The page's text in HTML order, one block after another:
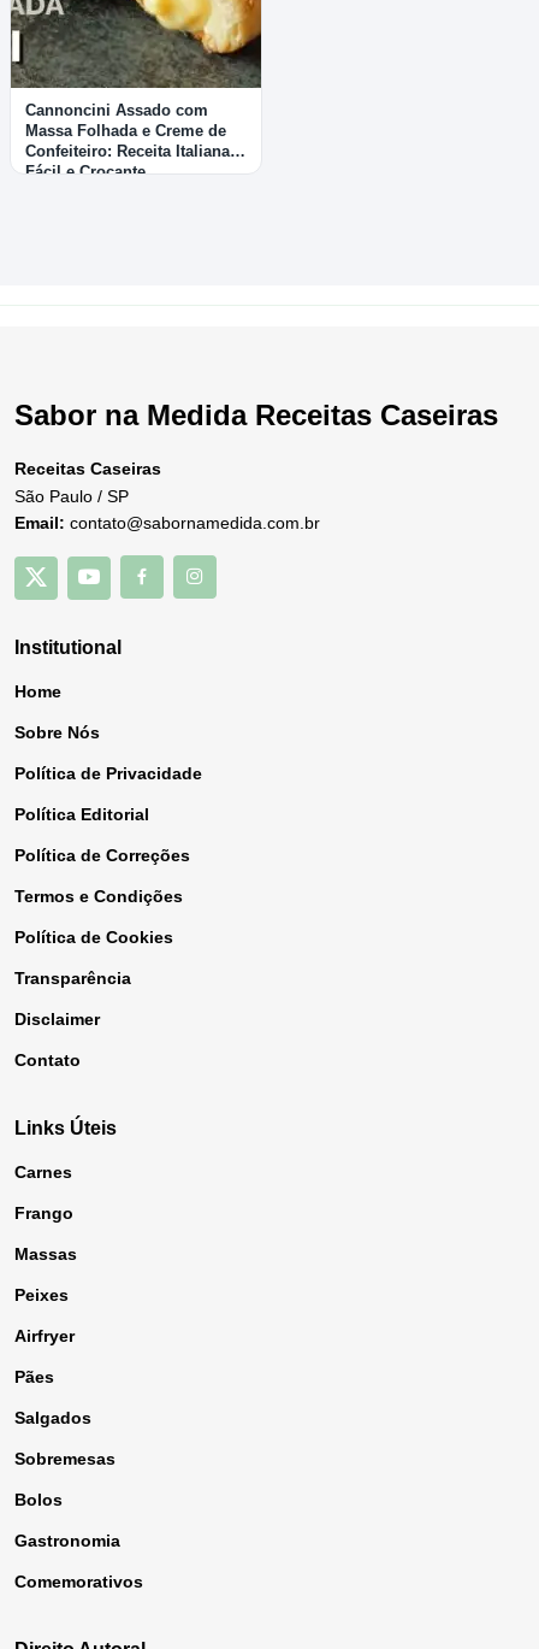
Cannoncini Assado com
Massa Folhada e Creme de
Confeiteiro: Receita Italiana
Fácil e Crocante
Sabor na Medida Receitas Caseiras
Receitas Caseiras
São Paulo / SP
Email: contato@sabornamedida.com.br
Institutional
Home
Sobre Nós
Política de Privacidade
Política Editorial
Política de Correções
Termos e Condições
Política de Cookies
Transparência
Disclaimer
Contato
Links Úteis
Carnes
Frango
Massas
Peixes
Airfryer
Pães
Salgados
Sobremesas
Bolos
Gastronomia
Comemorativos